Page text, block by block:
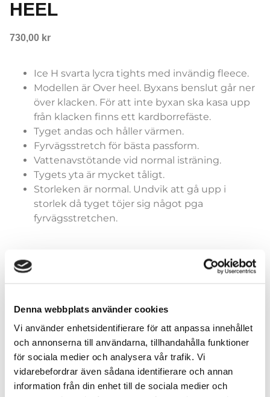
Denna webbplats använder cookies
Vi använder enhetsidentifierare för att anpassa innehållet
och annonserna till användarna, tillhandahålla funktioner
för sociala medier och analysera vår trafik. Vi
vidarebefordrar även sådana identifierare och annan
information från din enhet till de sociala medier och
HEEL
730,00 kr
Ice H svarta lycra tights med invändig fleece.
Modellen är Over heel. Byxans benslut går ner
över klacken. För att inte byxan ska kasa upp
från klacken finns ett kardborrefäste.
Tyget andas och håller värmen.
Fyrvägsstretch för bästa passform.
Vattenavstötande vid normal isträning.
Tygets yta är mycket tåligt.
Storleken är normal. Undvik att gå upp i
storlek då tyget töjer sig något pga
fyrvägsstretchen.
Lägg till i varukorg